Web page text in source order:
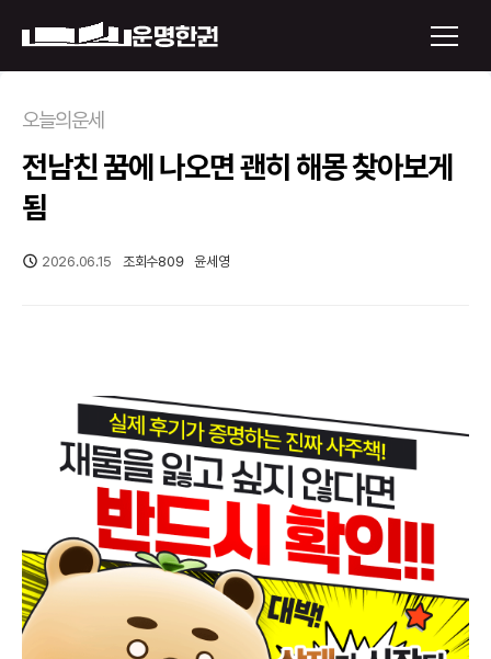
운명한권 보기
토정비결
오늘의 운세
택일
오늘의운세
전남친 꿈에 나오면 괜히 해몽 찾아보게
됨
2026.06.15 조회수809 윤세영